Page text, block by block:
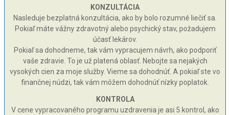
KONZULTÁCIA
Nasleduje bezplatná konzultácia, ako by bolo rozumné liečiť sa.
Pokiaľ máte vážny zdravotný alebo psychický stav, požadujem
účasť lekárov.
Pokiaľ sa dohodneme, tak vám vypracujem návrh, ako podporiť
vaše zdravie. To je už platená oblasť. Nebojte sa nejakých
vysokých cien za moje služby. Vieme sa dohodnúť. A pokiaľ ste vo
finančnej núdzi, tak vám môžem dohodnúť nízky poplatok.
KONTROLA
V cene vypracovaného programu uzdravenia je asi 5 kontrol, ako